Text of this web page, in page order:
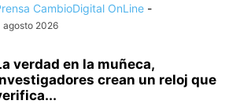
CambioDigital OnLine -
agosto 2026
verdad en la muñeca,
crean un reloj que